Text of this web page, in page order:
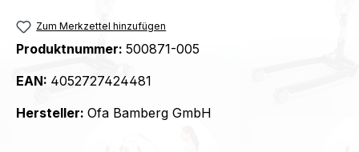
Zum Merkzettel hinzufügen
Produktnummer: 500871-005
EAN: 4052727424481
Hersteller: Ofa Bamberg GmbH